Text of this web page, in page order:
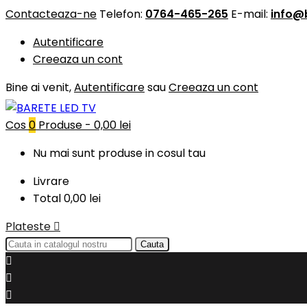
Contacteaza-ne Telefon: 0764-465-265 E-mail:
Autentificare
Creeaza un cont
Bine ai venit,AutentificaresauCreeaza un cont
Cos0 Produse - 0,00 lei
Nu mai sunt produse in cosul tau
Livrare
Total0,00 lei
Plateste 
Cauta


